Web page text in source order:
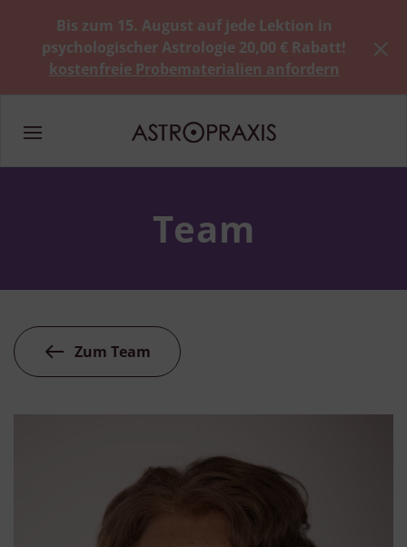
Bis zum 15. August auf jede Lektion in
psychologischer Astrologie 20,00 € Rabatt!
kostenfreie Probematerialien anfordern
Team
Zum Team